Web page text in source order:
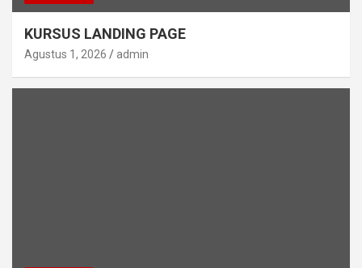
KURSUS LANDING PAGE
Agustus 1, 2026 admin